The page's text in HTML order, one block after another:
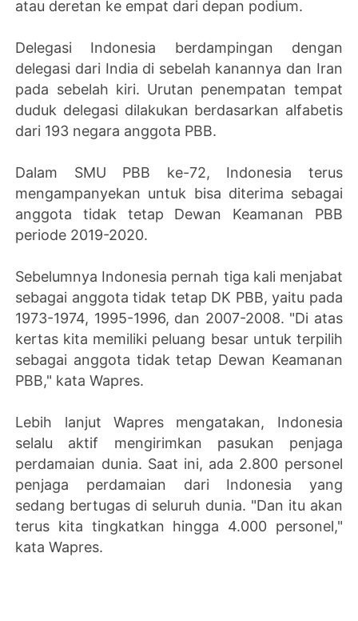
atau deretan ke empat dari depan podium.
Delegasi Indonesia berdampingan dengan
delegasi dari India di sebelah kanannya dan Iran
pada sebelah kiri. Urutan penempatan tempat
duduk delegasi dilakukan berdasarkan alfabetis
dari 193 negara anggota PBB.
Dalam SMU PBB ke-72, Indonesia terus
mengampanyekan untuk bisa diterima sebagai
anggota tidak tetap Dewan Keamanan PBB
periode 2019-2020.
Sebelumnya Indonesia pernah tiga kali menjabat
sebagai anggota tidak tetap DK PBB, yaitu pada
1973-1974, 1995-1996, dan 2007-2008. "Di atas
kertas kita memiliki peluang besar untuk terpilih
sebagai anggota tidak tetap Dewan Keamanan
PBB," kata Wapres.
Lebih lanjut Wapres mengatakan, Indonesia
selalu aktif mengirimkan pasukan penjaga
perdamaian dunia. Saat ini, ada 2.800 personel
penjaga perdamaian dari Indonesia yang
sedang bertugas di seluruh dunia. "Dan itu akan
terus kita tingkatkan hingga 4.000 personel,"
kata Wapres.